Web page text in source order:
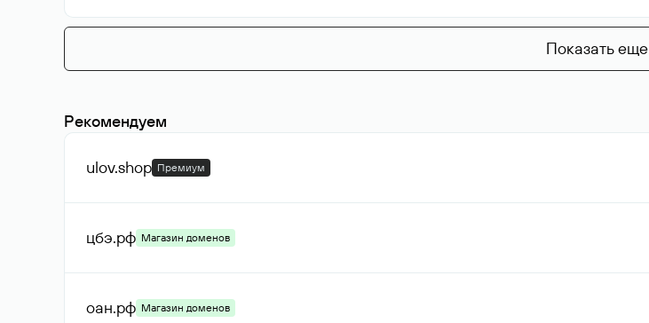
Показать еще
Рекомендуем
ulov.shop Премиум
цбэ.рф Магазин доменов
оан.рф Магазин доменов